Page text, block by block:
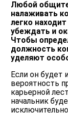
Любой
налаживать
легко
убеждать и
Чтобы
должность
уделяют
Если он
вероятность
карьерной
начальник